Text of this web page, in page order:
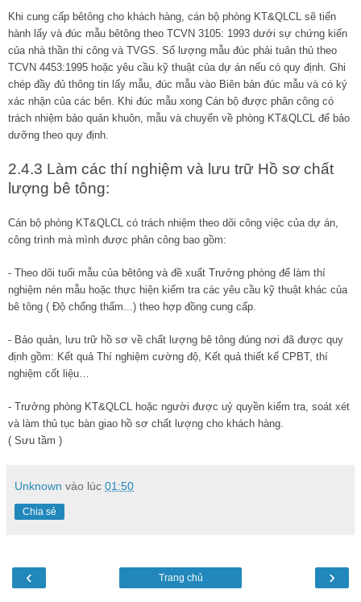
Khi cung cấp bêtông cho khách hàng, cán bộ phòng KT&QLCL sẽ tiến
hành lấy và đúc mẫu bêtông theo TCVN 3105: 1993 dưới sự chứng kiến
của nhà thần thi công và TVGS. Số lượng mẫu đúc phải tuân thủ theo
TCVN 4453:1995 hoặc yêu cầu kỹ thuật của dự án nếu có quy định. Ghi
chép đầy đủ thông tin lấy mẫu, đúc mẫu vào Biên bản đúc mẫu và có ký
xác nhận của các bên. Khi đúc mẫu xong Cán bộ được phân công có
trách nhiệm bảo quản khuôn, mẫu và chuyển về phòng KT&QLCL để bảo
dưỡng theo quy định.
2.4.3 Làm các thí nghiệm và lưu trữ Hồ sơ chất
lượng bê tông:
Cán bộ phòng KT&QLCL có trách nhiệm theo dõi công việc của dự án,
công trình mà mình được phân công bao gồm:
- Theo dõi tuổi mẫu của bêtông và đề xuất Trưởng phòng để làm thí
nghiệm nén mẫu hoặc thực hiện kiểm tra các yêu cầu kỹ thuật khác của
bê tông ( Độ chống thấm...) theo hợp đồng cung cấp.
- Bảo quản, lưu trữ hồ sơ về chất lượng bê tông đúng nơi đã được quy
định gồm: Kết quả Thí nghiệm cường độ, Kết quả thiết kế CPBT, thí
nghiệm cốt liệu…
- Trưởng phòng KT&QLCL hoặc người được uỷ quyền kiểm tra, soát xét
và làm thủ tục bàn giao hồ sơ chất lượng cho khách hàng.
( Sưu tầm )
Unknown vào lúc 01:50
Chia sẻ
‹ ›
Trang chủ